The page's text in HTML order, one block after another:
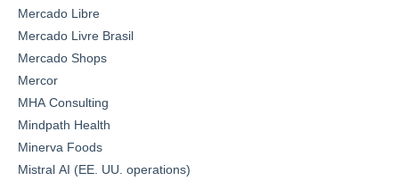
Mercado Libre
Mercado Livre Brasil
Mercado Shops
Mercor
MHA Consulting
Mindpath Health
Minerva Foods
Mistral AI (EE. UU. operations)